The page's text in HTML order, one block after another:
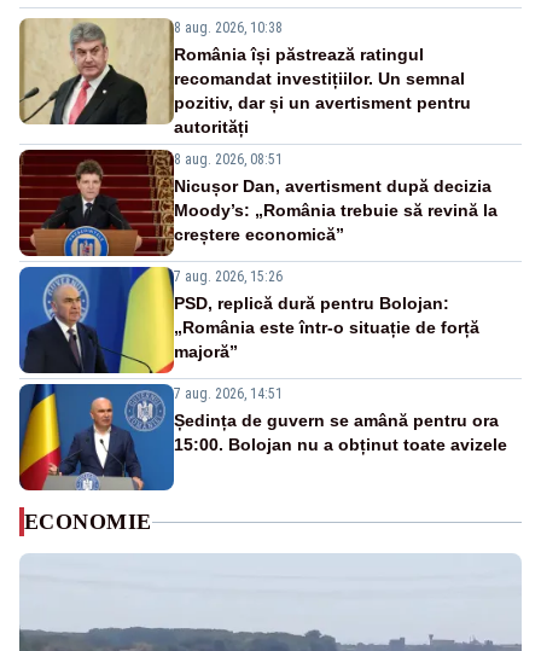
8 aug. 2026, 10:38
România își păstrează ratingul
recomandat investițiilor. Un semnal
pozitiv, dar și un avertisment pentru
autorități
8 aug. 2026, 08:51
Nicușor Dan, avertisment după decizia
Moody’s: „România trebuie să revină la
creștere economică”
7 aug. 2026, 15:26
PSD, replică dură pentru Bolojan:
„România este într-o situație de forță
majoră”
7 aug. 2026, 14:51
Ședința de guvern se amână pentru ora
15:00. Bolojan nu a obținut toate avizele
ECONOMIE